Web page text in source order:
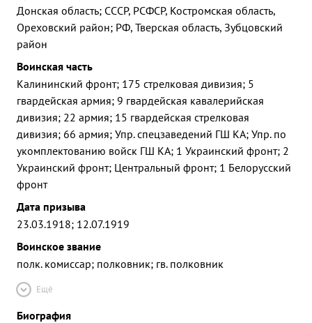
Донская область; СССР, РСФСР, Костромская область,
Ореховский район; РФ, Тверская область, Зубцовский
район
Воинская часть
Калининский фронт; 175 стрелковая дивизия; 5
гвардейская армия; 9 гвардейская кавалерийская
дивизия; 22 армия; 15 гвардейская стрелковая
дивизия; 66 армия; Упр. спецзаведений ГШ КА; Упр. по
укомплектованию войск ГШ КА; 1 Украинский фронт; 2
Украинский фронт; Центральный фронт; 1 Белорусский
фронт
Дата призыва
23.03.1918; 12.07.1919
Воинское звание
полк. комиссар; полковник; гв. полковник
Ещё
Биография